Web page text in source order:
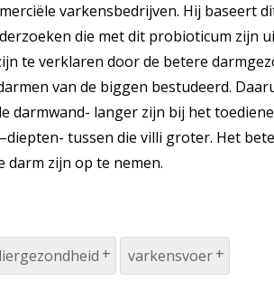
varkensbedrijven. Hij baseert
die met dit probioticum zijn
te verklaren door de betere
van de biggen bestudeerd.
darmwand- langer zijn bij het
tussen die villi groter. Het
darm zijn op te nemen.
varkensvoer